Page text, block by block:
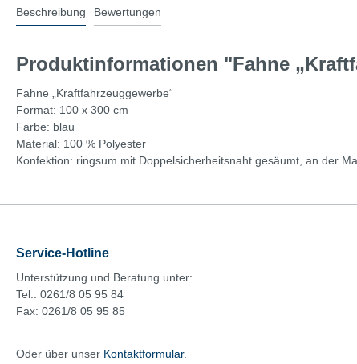
Beschreibung Bewertungen
Produktinformationen "Fahne
Fahne „Kraftfahrzeuggewerbe“
Format: 100 x 300 cm
Farbe: blau
Material: 100 % Polyester
Konfektion: ringsum mit Doppelsicherheitsnaht gesäumt, an der
Service-Hotline
Unterstützung und Beratung unter:
Tel.: 0261/8 05 95 84
Fax: 0261/8 05 95 85
Oder über unser Kontaktformular.